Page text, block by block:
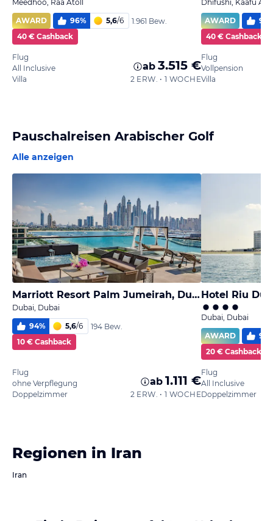
Meedhoo, Raa Atoll
AWARD
96% 5,6/6
1.961 Bew.
40 € Cashback
Flug
All Inclusive
Villa
ab 3.515 €
2 ERW. • 1 WOCHE
Dhifushi, Kaafu
AWARD
97
40 € Cashback
Flug
Vollpension
Villa
Pauschalreisen Arabischer Golf
Alle anzeigen
Marriott Resort Palm Jumeirah, Dubai
Dubai, Dubai
94% 5,6/6
194 Bew.
10 € Cashback
Flug
ohne Verpflegung
Doppelzimmer
ab 1.111 €
2 ERW. • 1 WOCHE
Hotel Riu
Dubai, Dubai
AWARD
96
20 € Cashback
Flug
All Inclusive
Doppelzimmer
Regionen in Iran
Iran